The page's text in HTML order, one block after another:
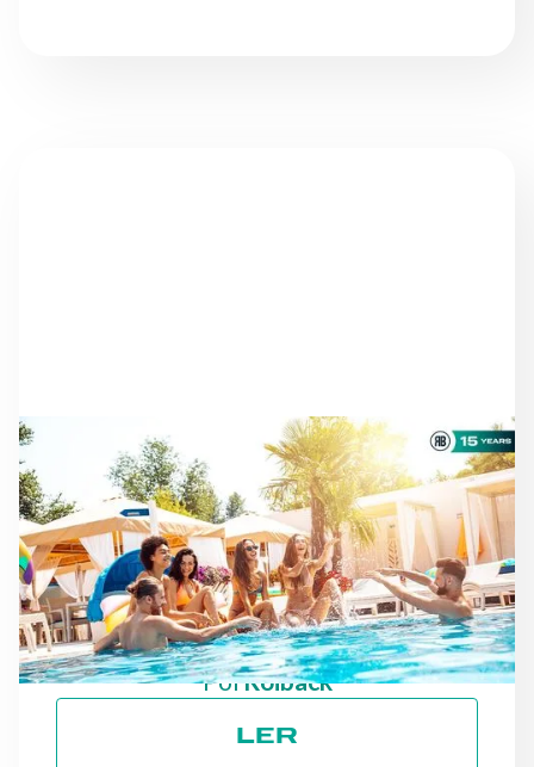
NOTÍCIAS
À MEDIDA QUE A ÉPOCA
AVANÇA: MANTER O
RUMO EM DIREÇÃO AOS
OBJETIVOS ESG
PorRoiback
LER